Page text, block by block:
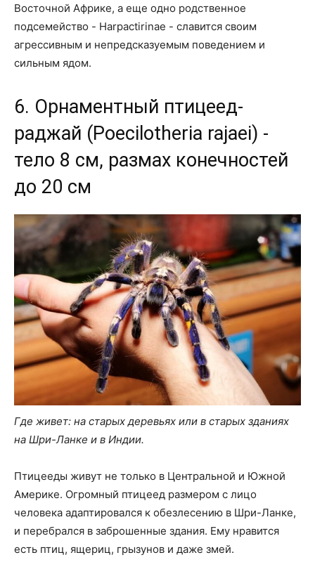
Восточной Африке, а еще одно родственное
подсемейство - Harpactirinae - славится своим
агрессивным и непредсказуемым поведением и
сильным ядом.
6. Орнаментный птицеед-
раджай (Poecilotheria rajaei) -
тело 8 см, размах конечностей
до 20 см
Где живет: на старых деревьях или в старых зданиях
на Шри-Ланке и в Индии.
Птицееды живут не только в Центральной и Южной
Америке. Огромный птицеед размером с лицо
человека адаптировался к обезлесению в Шри-Ланке,
и перебрался в заброшенные здания. Ему нравится
есть птиц, ящериц, грызунов и даже змей.